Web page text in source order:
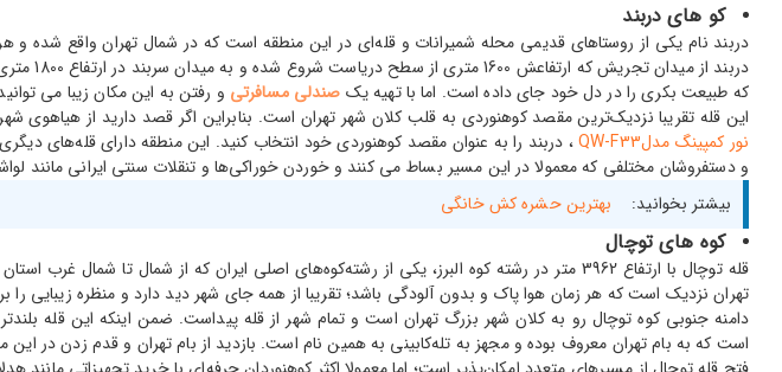
کو های دربند
دربند نام یکی از روستاهای قدیمی محله شمیرانات و قله‌ای در این منطقه است که در شمال تهران واقع شده
دربند
که طبیعت بکری را در دل خود جای داده است. اما با تهیه یک صندلی مسافرتی و رفتن به این مکان زیبا می
این قله تقریبا نزدیک‌ترین مقصد کوهنوردی به قلب کلان شهر تهران است. بنابراین اگر قصد دارید از هیاهوی
نور کمپینگ مدلQW-F33
، دربند را به عنوان مقصد کوهنوردی خود انتخاب کنید. این منطقه دارای قله‌های
و دستفروشان مختلفی که معمولا در این مسیر بساط می کنند و خوردن خوراکی‌ها و تنقلات سنتی ایرانی مانند
بیشتر بخوانید:
بهترین حشره کش خانگی
کوه های توچال
قله توچال با ارتفاع 3962 متر در رشته کوه البرز، یکی از رشته‌کوه‌های اصلی ایران که از
تهران نزدیک است که هر زمان هوا پاک و بدون آلودگی باشد؛ تقریبا از همه جای شهر دید دارد و منظره زیبایی را
دامنه جنوبی کوه توچال رو به کلان شهر بزرگ تهران است و تمام شهر از قله پیداست. ضمن اینکه این قله
است که به بام تهران معروف بوده و مجهز به تله‌کابینی به همین نام است. بازدید از بام تهران و قدم زدن در